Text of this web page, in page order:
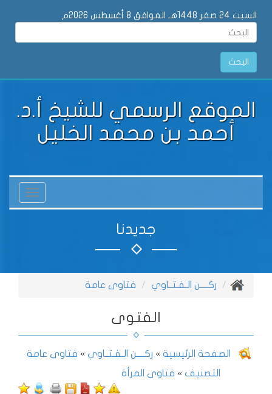
السبت 24 صفر 1448هـ الموافق 8 أغسطس 2026م
البحث
الموقع الرسمي للشيخ أ.د.
أحمد بن محمد الخليل
Toggle
جديدنا
ركــــن الـفـتــاوي فتاوى عامة
الفتوى
الصفحة الرئيسية » ركــــن الـفـتــاوي » فتاوى عامة
التصنيف » فتاوى المرأة